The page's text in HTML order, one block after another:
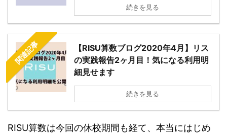
続きを見る
関連記事
【RISU算数ブログ2020年4月】リス
の実践報告2ヶ月目！気になる利用明
細見せます
続きを見る
RISU算数は今回の休校期間も経て、本当にはじめ